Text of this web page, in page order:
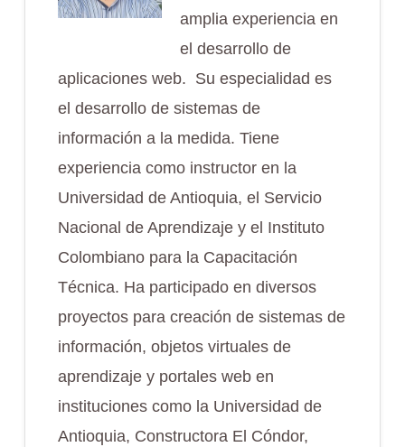
amplia experiencia en
el desarrollo de
aplicaciones web. Su especialidad es
el desarrollo de sistemas de
información a la medida. Tiene
experiencia como instructor en la
Universidad de Antioquia, el Servicio
Nacional de Aprendizaje y el Instituto
Colombiano para la Capacitación
Técnica. Ha participado en diversos
proyectos para creación de sistemas de
información, objetos virtuales de
aprendizaje y portales web en
instituciones como la Universidad de
Antioquia, Constructora El Cóndor,